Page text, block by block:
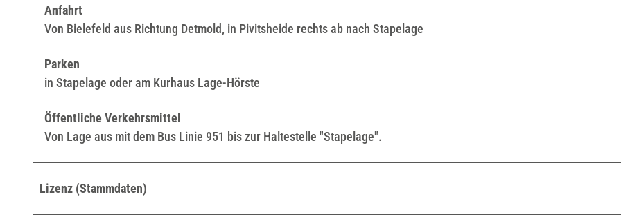
Anfahrt
Von Bielefeld aus Richtung Detmold, in Pivitsheide rechts ab nach Stapelage
Parken
in Stapelage oder am Kurhaus Lage-Hörste
Öffentliche Verkehrsmittel
Von Lage aus mit dem Bus Linie 951 bis zur Haltestelle "Stapelage".
Lizenz (Stammdaten)